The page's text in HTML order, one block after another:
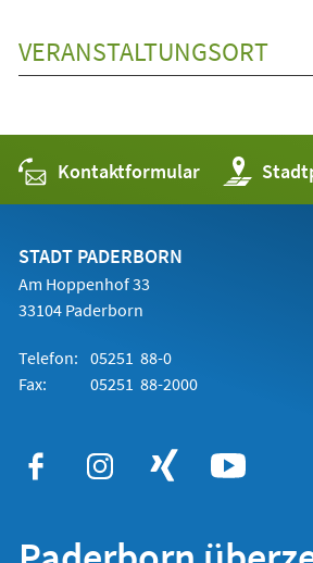
VERANSTALTUNGSORT
Kontaktformular (Öffnet
in
einem
STADT PADERBORN
Am Hoppenhof 33
33104 Paderborn
Telefon: 05251 88-0
Fax:
05251 88-2000